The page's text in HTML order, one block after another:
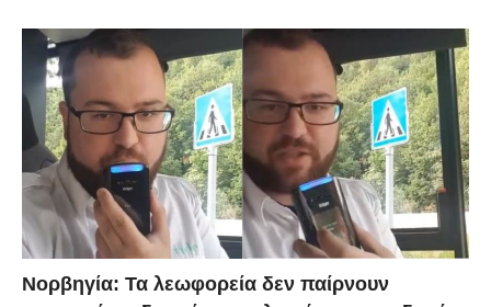
Νορβηγία: Τα λεωφορεία δεν παίρνουν